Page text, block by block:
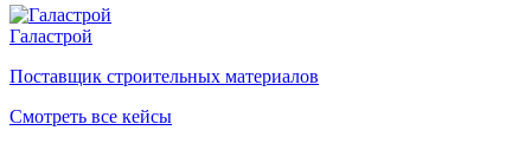
Галастрой
Поставщик строительных материалов
Смотреть все кейсы